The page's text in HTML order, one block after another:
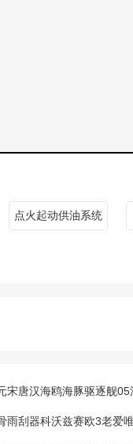
点火起动供油系统
宋唐汉海鸥海豚驱逐舰05
雨刮器科沃兹赛欧3老爱